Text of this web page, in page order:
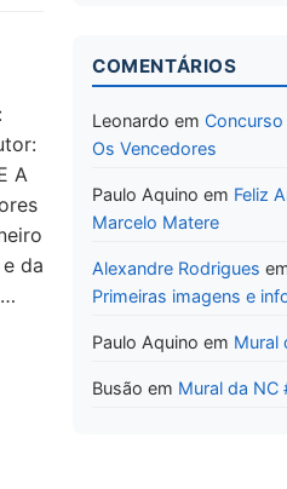
A
da
COMENTÁRIOS
Leonardo em Concurso
Os Vencedores
Paulo Aquino em Feliz
Marcelo Matere
Alexandre Rodrigues
Primeiras imagens e
Paulo Aquino em Mural
Busão em Mural da NC